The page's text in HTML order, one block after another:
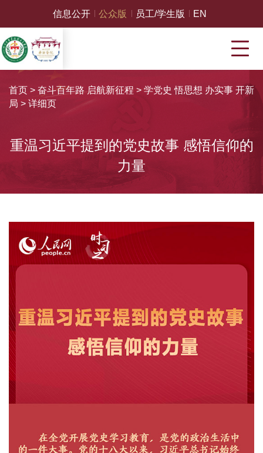
信息公开 公众版 员工/学生版 EN
首页> 奋斗百年路 启航新征程 > 学党史 悟思想 办实事 开新
局 > 详细页
重温习近平提到的党史故事 感悟信仰的
力量